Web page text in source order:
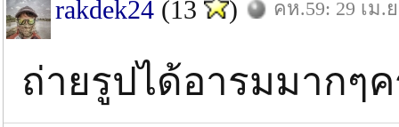
rakdek24 (13 ) คห.59: 29 เม.
ถ่ายรูปได้อารมมากๆ